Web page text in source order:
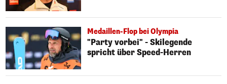
Medaillen-Flop bei Olympia
"Party vorbei" - Skilegende
spricht über Speed-Herren